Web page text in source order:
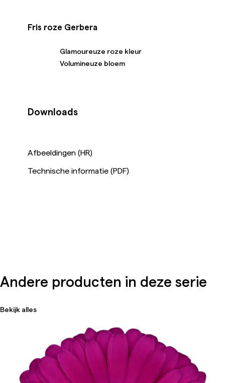
Fris roze Gerbera
Glamoureuze roze kleur
Volumineuze bloem
Downloads
Afbeeldingen (HR)
Technische informatie (PDF)
Andere producten in deze serie
Bekijk alles